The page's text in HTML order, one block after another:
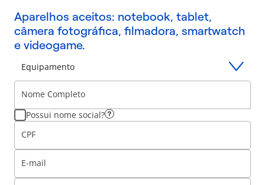
Aparelhos aceitos: notebook, tablet,
câmera fotográfica, filmadora, smartwatch
e videogame.
Equipamento
Nome Completo
Possui nome social?
CPF
E-mail